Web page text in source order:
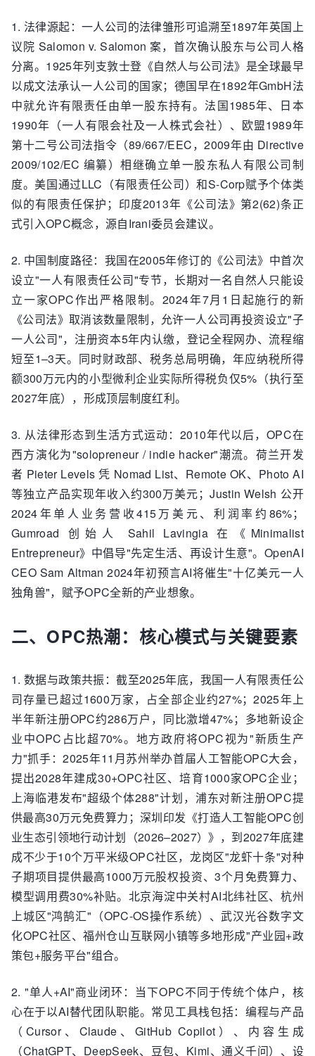
1. 法律源起：一人公司的法律雏形可追溯至1897年英国上
议院 Salomon v. Salomon 案，首次确认股东与公司人格
分离。1925年列支敦士登《自然人与公司法》是全球最早
以成文法承认一人公司的国家；德国早在1892年GmbH法
中就允许有限责任由单一股东持有。法国1985年、日本
1990年（一人有限会社及一人株式会社）、欧盟1989年
第十二号公司法指令（89/667/EEC，2009年由 Directive
2009/102/EC 编纂）相继确立单一股东私人有限公司制
度。美国通过LLC（有限责任公司）和S-Corp赋予个体类
似的有限责任保护；印度2013年《公司法》第2(62)条正
式引入OPC概念，源自Irani委员会建议。
2. 中国制度路径：我国在2005年修订的《公司法》中首次
设立"一人有限责任公司"专节，长期对一名自然人只能设
立一家OPC作出严格限制。2024年7月1日起施行的新
《公司法》取消该数量限制，允许一人公司再投资设立"子
一人公司"，注册资本5年内认缴，登记全程网办、流程缩
短至1–3天。同时财政部、税务总局明确，年应纳税所得
额300万元内的小型微利企业实际所得税负仅5%（执行至
2027年底），形成顶层制度红利。
3. 从法律形态到生活方式运动：2010年代以后，OPC在
西方演化为"solopreneur / indie hacker"潮流。荷兰开发
者 Pieter Levels 凭 Nomad List、Remote OK、Photo AI
等独立产品实现年收入约300万美元；Justin Welsh 公开
2024年单人业务营收415万美元、利润率约86%；
Gumroad 创始人 Sahil Lavingia 在《Minimalist
Entrepreneur》中倡导"先定生活、再设计生意"。OpenAI
CEO Sam Altman 2024年初预言AI将催生"十亿美元一人
独角兽"，赋予OPC全新的产业想象。
二、OPC热潮：核心模式与关键要素
1. 数据与政策共振：截至2025年底，我国一人有限责任公
司存量已超过1600万家，占全部企业约27%；2025年上
半年新注册OPC约286万户，同比激增47%；多地新设企
业中OPC占比超70%。地方政府将OPC视为"新质生产
力"抓手：2025年11月苏州举办首届人工智能OPC大会，
提出2028年建成30+OPC社区、培育1000家OPC企业；
上海临港发布"超级个体288"计划，浦东对新注册OPC提
供最高30万元免费算力；深圳印发《打造人工智能OPC创
业生态引领地行动计划（2026–2027）》，到2027年底建
成不少于10个万平米级OPC社区，龙岗区"龙虾十条"对种
子期项目提供最高1000万元股权投资、3个月免费算力、
模型调用费30%补贴。北京海淀中关村AI北纬社区、杭州
上城区"鸿鹄汇"（OPC-OS操作系统）、武汉光谷数字文
化OPC社区、福州仓山互联网小镇等多地形成"产业园+政
策包+服务平台"组合。
2. "单人+AI"商业闭环：当下OPC不同于传统个体户，核
心在于以AI替代团队职能。常见工具栈包括：编程与产品
（Cursor、Claude、GitHub Copilot）、内容生成
（ChatGPT、DeepSeek、豆包、Kimi、通义千问）、设